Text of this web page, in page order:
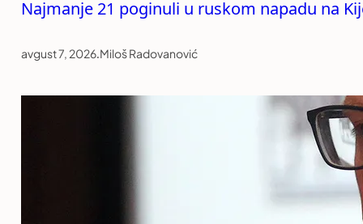
Najmanje 21 poginuli u ruskom napadu na
avgust 7, 2026.Miloš Radovanović